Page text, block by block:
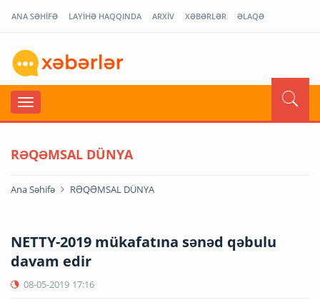
ANA SƏHİFƏ LAYİHƏ HAQQINDA ARXİV XƏBƏRLƏR ƏLAQƏ
RƏQƏMSAL DÜNYA
Ana Səhifə RƏQƏMSAL DÜNYA
NETTY-2019 mükafatına sənəd qəbulu
davam edir
08-05-2019 17:16